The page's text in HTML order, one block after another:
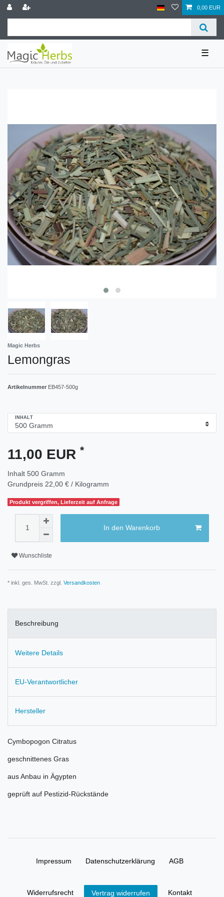
0,00 EUR
☰
Magic Herbs
Lemongras
Artikelnummer EB457-500g
INHALT
11,00 EUR *
Inhalt 500 Gramm
Grundpreis 22,00 € / Kilogramm
Produkt vergriffen, Lieferzeit auf Anfrage
In den Warenkorb
Wunschliste
* inkl. ges. MwSt. zzgl. Versandkosten
Beschreibung
Weitere Details
EU-Verantwortlicher
Hersteller
Cymbopogon Citratus
geschnittenes Gras
aus Anbau in Ägypten
geprüft auf Pestizid-Rückstände
Impressum Daten­schutz­erklärung AGB
Widerrufs­recht Vertrag widerrufen Kontakt